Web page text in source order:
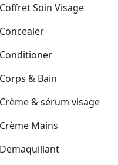
Coffret Soin Visage
Concealer
Conditioner
Corps & Bain
Crème & sérum visage
Crème Mains
Demaquillant